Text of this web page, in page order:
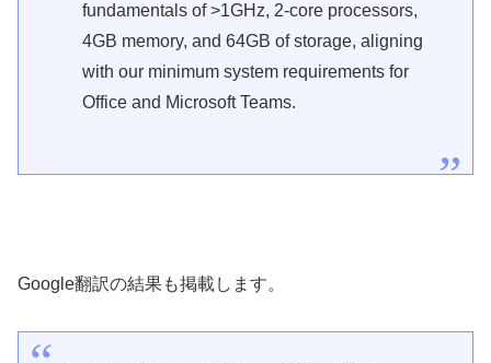
fundamentals of >1GHz, 2-core processors,
4GB memory, and 64GB of storage, aligning
with our minimum system requirements for
Office and Microsoft Teams.
Google翻訳の結果も掲載します。